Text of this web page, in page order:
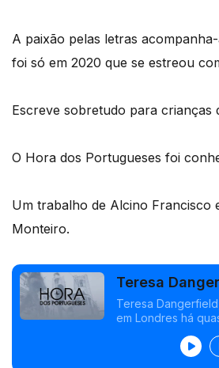
A paixão pelas letras
foi só em 2020 que se estreou
Escreve sobretudo para crianças
O Hora dos Portugueses foi
Um trabalho de Alcino Francisco
Monteiro.
Teresa
pelas letras
Teresa
em Londres há
dos 5 aos 7 anos,
dedicada à paixão